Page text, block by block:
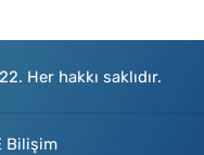
Her hakkı saklıdır.
Bilişim